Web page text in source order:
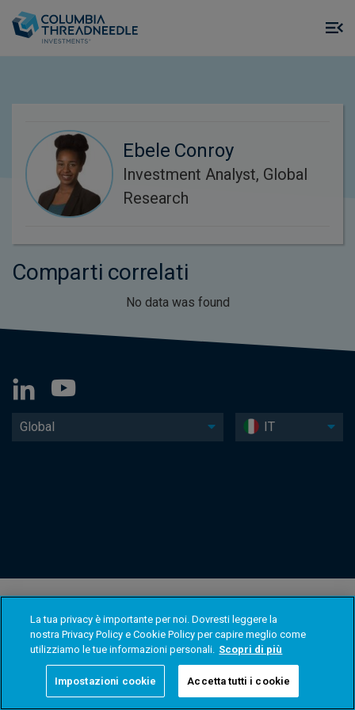
Ebele Conroy
Investment Analyst, Global
Research
Comparti correlati
No data was found
Global IT
La tua privacy è importante per noi. Dovresti leggere la
nostra Privacy Policy e Cookie Policy per capire meglio come
utilizziamo le tue informazioni personali. Scopri di più
Impostazioni cookie Accetta tutti i cookie